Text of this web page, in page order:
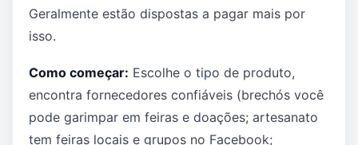
Geralmente estão dispostas a pagar mais por
isso.
Como começar: Escolhe o tipo de produto,
encontra fornecedores confiáveis (brechós você
pode garimpar em feiras e doações; artesanato
tem feiras locais e grupos no Facebook;